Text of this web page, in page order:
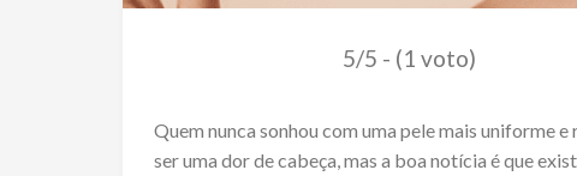
5/5 - (1 voto)
Quem nunca sonhou com uma pele mais uniforme
ser uma dor de cabeça, mas a boa notícia é que